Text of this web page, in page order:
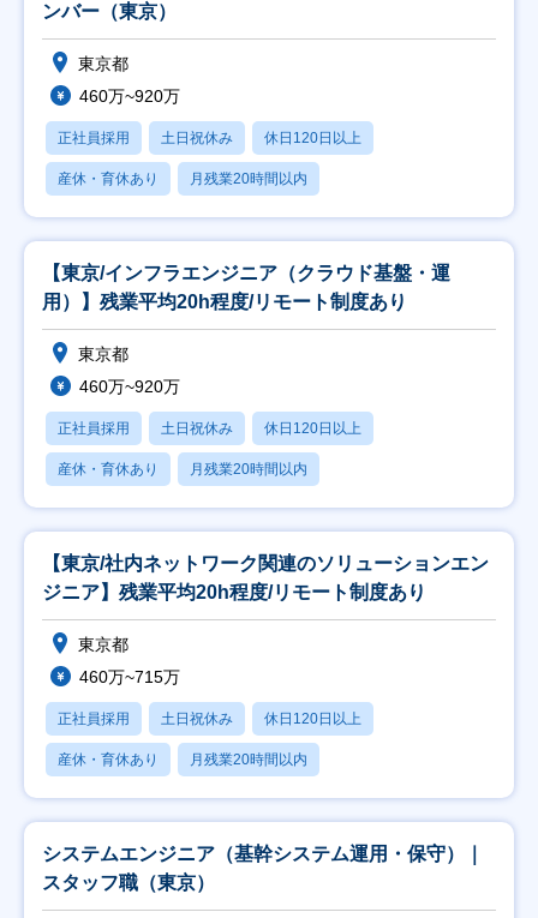
ンバー（東京）
東京都
460万~920万
正社員採用 土日祝休み 休日120日以上
産休・育休あり 月残業20時間以内
【東京/インフラエンジニア（クラウド基盤・運
用）】残業平均20h程度/リモート制度あり
東京都
460万~920万
正社員採用 土日祝休み 休日120日以上
産休・育休あり 月残業20時間以内
【東京/社内ネットワーク関連のソリューションエン
ジニア】残業平均20h程度/リモート制度あり
東京都
460万~715万
正社員採用 土日祝休み 休日120日以上
産休・育休あり 月残業20時間以内
システムエンジニア（基幹システム運用・保守）｜
スタッフ職（東京）